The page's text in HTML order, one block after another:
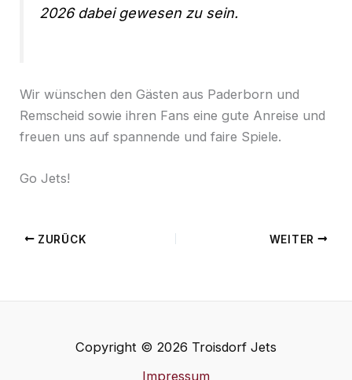
2026 dabei gewesen zu sein.
Wir wünschen den Gästen aus Paderborn und
Remscheid sowie ihren Fans eine gute Anreise und
freuen uns auf spannende und faire Spiele.
Go Jets!
ZURÜCK WEITER
Copyright © 2026 Troisdorf Jets
Impressum